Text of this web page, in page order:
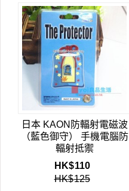
日本 KAON防輻射電磁波
（藍色御守） 手機電腦防
輻射抵禦
HK$110
HK$125